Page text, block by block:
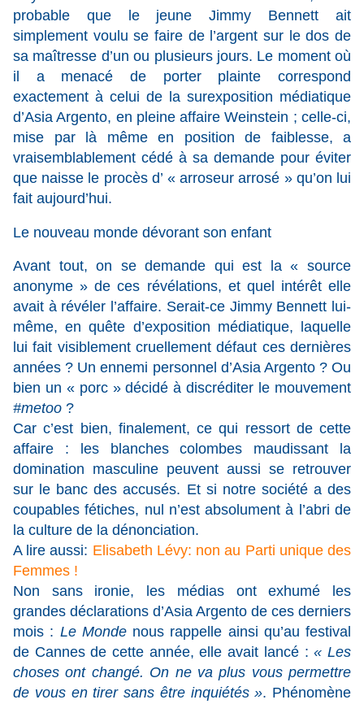
probable que le jeune Jimmy Bennett ait
simplement voulu se faire de l’argent sur le dos de
sa maîtresse d’un ou plusieurs jours. Le moment où
il a menacé de porter plainte correspond
exactement à celui de la surexposition médiatique
d’Asia Argento, en pleine affaire Weinstein ; celle-ci,
mise par là même en position de faiblesse, a
vraisemblablement cédé à sa demande pour éviter
que naisse le procès d’ « arroseur arrosé » qu’on lui
fait aujourd’hui.
Le nouveau monde dévorant son enfant
Avant tout, on se demande qui est la « source
anonyme » de ces révélations, et quel intérêt elle
avait à révéler l’affaire. Serait-ce Jimmy Bennett lui-
même, en quête d’exposition médiatique, laquelle
lui fait visiblement cruellement défaut ces dernières
années ? Un ennemi personnel d’Asia Argento ? Ou
bien un « porc » décidé à discréditer le mouvement
#metoo ?
Car c’est bien, finalement, ce qui ressort de cette
affaire : les blanches colombes maudissant la
domination masculine peuvent aussi se retrouver
sur le banc des accusés. Et si notre société a des
coupables fétiches, nul n’est absolument à l’abri de
la culture de la dénonciation.
A lire aussi: Elisabeth Lévy: non au Parti unique des
Femmes !
Non sans ironie, les médias ont exhumé les
grandes déclarations d’Asia Argento de ces derniers
mois : Le Mondenous rappelle ainsi qu’au festival
de Cannes de cette année, elle avait lancé :« Les
choses ont changé. On ne va plus vous permettre
de vous en tirer sans être inquiétés ». Phénomène